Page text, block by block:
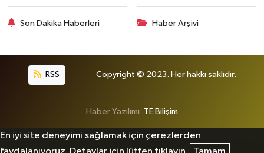
Son Dakika Haberleri Haber Arşivi
RSS Copyright © 2023. Her hakkı saklıdır.
Haber Yazılımı: TE Bilişim
En iyi site deneyimi sağlamak için çerezlerden